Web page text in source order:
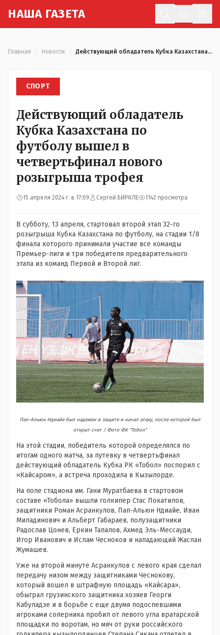
НАША ГАЗЕТА
Главная Новости Действующий обладатель Кубка Казахстана по футболу вышел в четвертьфинал нового розыгрыша трофея
СПОРТ
Действующий обладатель
Кубка Казахстана по
футболу вышел в
четвертьфинал нового
розыгрыша трофея
15 апреля 2024 г. в 17:09 Сергей БИРКЛЕ 1142 просмотра
В субботу, 13 апреля, стартовал второй этап 32-го
розыгрыша Кубка Казахстана по футболу, на стадии 1/8
финала которого принимали участие все команды
Премьер-лиги и три победителя предварительного
этапа из команд Первой и Второй лиг.
Пап-Альюн Ндиайе был надежен в защите и начал атаку, после которой был
открыт счет/ Фото ФК "Тобол"
На этой стадии, победитель которой определялся по
итогам одного матча, за путевку в четвертьфинал
действующий обладатель Кубка РК «Тобол» поспорил с
«Кайсаром», а встреча проходила в Кызылорде.
На поле стадиона им. Гани Муратбаева в стартовом
составе «Тобола» вышли голкипер Стас Покатилов,
защитники Роман Асранкулов, Пап-Альюн Ндиайе, Иван
Миладинович и Альберт Габараев, полузащитники
Радослав Цонев, Еркин Тапалов, Ахмед Эль-Мессауди,
Игор Иванович и Ислам Чесноков и нападающий Жаслан
Жумашев.
Уже на второй минуте Асранкулов с левого края сделал
передачу низом между защитниками Чеснокову,
который вошел в штрафную площадь «Кайсара»,
обыграл грузинского защитника хозяев Георги
Кабуладзе и в борьбе с еще двумя подоспевшими
игроками соперника пробил от левого угла вратарской
площадки по воротам, но мяч от руки российского